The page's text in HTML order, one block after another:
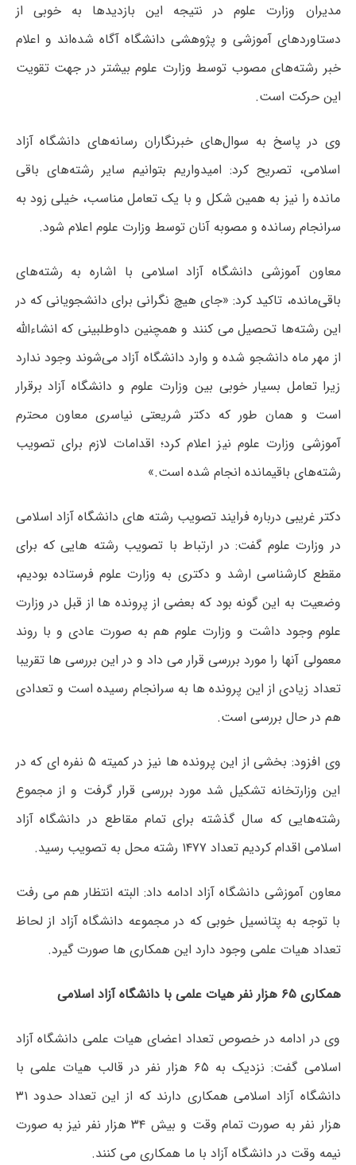
مدیران وزارت علوم در نتیجه این بازدیدها به خوبی از
دستاوردهای آموزشی و پژوهشی دانشگاه آگاه شده‌اند و اعلام
خبر رشته‌های مصوب توسط وزارت علوم بیشتر در جهت تقویت
این حرکت است.
وی در پاسخ به سوال‌های خبرنگاران رسانه‌های دانشگاه آزاد
اسلامی، تصریح کرد: امیدواریم بتوانیم سایر رشته‌های باقی
مانده را نیز به همین شکل و با یک تعامل مناسب، خیلی زود به
سرانجام رسانده و مصوبه آنان توسط وزارت علوم اعلام شود.
معاون آموزشی دانشگاه آزاد اسلامی با اشاره به رشته‌های
باقی‌مانده، تاکید کرد: «جای هیچ نگرانی برای دانشجویانی که در
این رشته‌ها تحصیل می کنند و همچنین داوطلبینی که انشاءالله
از مهر ماه دانشجو شده و وارد دانشگاه آزاد می‌شوند وجود ندارد
زیرا تعامل بسیار خوبی بین وزارت علوم و دانشگاه آزاد برقرار
است و همان طور که دکتر شریعتی نیاسری معاون محترم
آموزشی وزارت علوم نیز اعلام کرد؛ اقدامات لازم برای تصویب
رشته‌های باقیمانده انجام شده است.»
دکتر غریبی درباره فرایند تصویب رشته های دانشگاه آزاد اسلامی
در وزارت علوم گفت: در ارتباط با تصویب رشته هایی که برای
مقطع کارشناسی ارشد و دکتری به وزارت علوم فرستاده بودیم،
وضعیت به این گونه بود که بعضی از پرونده ها از قبل در وزارت
علوم وجود داشت و وزارت علوم هم به صورت عادی و با روند
معمولی آنها را مورد بررسی قرار می داد و در این بررسی ها تقریبا
تعداد زیادی از این پرونده ها به سرانجام رسیده است و تعدادی
هم در حال بررسی است.
وی افزود: بخشی از این پرونده ها نیز در کمیته ۵ نفره ای که در
این وزارتخانه تشکیل شد مورد بررسی قرار گرفت و از مجموع
رشته‌هایی که سال گذشته برای تمام مقاطع در دانشگاه آزاد
اسلامی اقدام کردیم تعداد ۱۴۷۷ رشته محل به تصویب رسید.
معاون آموزشی دانشگاه آزاد ادامه داد: البته انتظار هم می رفت
با توجه به پتانسیل خوبی که در مجموعه دانشگاه آزاد از لحاظ
تعداد هیات علمی وجود دارد این همکاری ها صورت گیرد.
همکاری ۶۵ هزار نفر هیات علمی با دانشگاه آزاد اسلامی
وی در ادامه در خصوص تعداد اعضای هیات علمی دانشگاه آزاد
اسلامی گفت: نزدیک به ۶۵ هزار نفر در قالب هیات علمی با
دانشگاه آزاد اسلامی همکاری دارند که از این تعداد حدود ۳۱
هزار نفر به صورت تمام وقت و بیش ۳۴ هزار نفر نیز به صورت
نیمه وقت در دانشگاه آزاد با ما همکاری می کنند.